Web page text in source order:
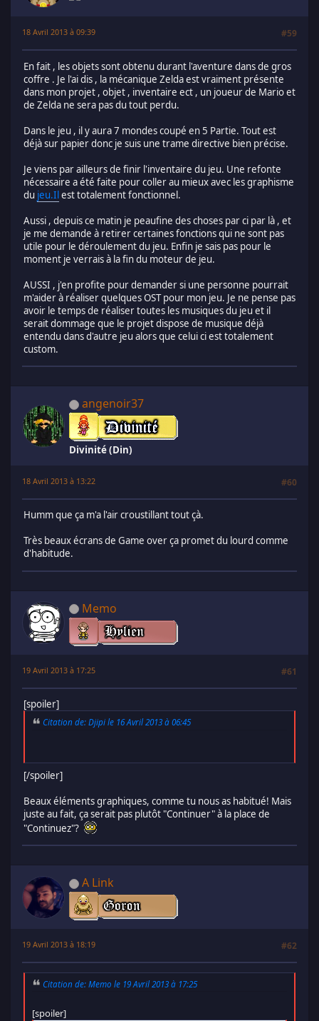
18 Avril 2013 à 09:39 #59
En fait , les objets sont obtenu durant l'aventure dans de gros
coffre . Je l'ai dis , la mécanique Zelda est vraiment présente
dans mon projet , objet , inventaire ect , un joueur de Mario et
de Zelda ne sera pas du tout perdu.
Dans le jeu , il y aura 7 mondes coupé en 5 Partie. Tout est
déjà sur papier donc je suis une trame directive bien précise.
Je viens par ailleurs de finir l'inventaire du jeu. Une refonte
nécessaire a été faite pour coller au mieux avec les graphisme
du jeu.Ilest totalement fonctionnel.
Aussi , depuis ce matin je peaufine des choses par ci par là , et
je me demande à retirer certaines fonctions qui ne sont pas
utile pour le déroulement du jeu. Enfin je sais pas pour le
moment je verrais à la fin du moteur de jeu.
AUSSI , j'en profite pour demander si une personne pourrait
m'aider à réaliser quelques OST pour mon jeu. Je ne pense pas
avoir le temps de réaliser toutes les musiques du jeu et il
serait dommage que le projet dispose de musique déjà
entendu dans d'autre jeu alors que celui ci est totalement
custom.
angenoir37
Divinité (Din)
18 Avril 2013 à 13:22 #60
Humm que ça m'a l'air croustillant tout çà.
Très beaux écrans de Game over ça promet du lourd comme
d'habitude.
Memo
19 Avril 2013 à 17:25 #61
[spoiler]
Citation de: Djipi le 16 Avril 2013 à 06:45
[/spoiler]
Beaux éléments graphiques, comme tu nous as habitué! Mais
juste au fait, ça serait pas plutôt "Continuer" à la place de
"Continuez"?
A Link
19 Avril 2013 à 18:19 #62
Citation de: Memo le 19 Avril 2013 à 17:25
[spoiler]